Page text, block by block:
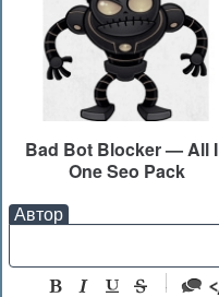
Bad Bot Blocker — All
One Seo Pack
Автор
-